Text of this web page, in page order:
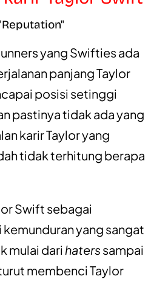
yang Swifties ada
panjang Taylor
posisi setinggi
pastinya tidak ada yang
karir Taylor yang
tidak terhitung berapa
Swift sebagai
yang sangat
mulai dari haters sampai
membenci Taylor